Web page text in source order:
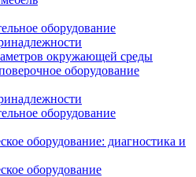
оборудование
окружающей среды
оборудование
оборудование
оборудование: диагностика и
оборудование